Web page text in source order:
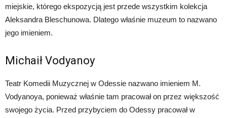
miejskie, którego ekspozycją jest przede wszystkim kolekcja
Aleksandra Bleschunowa. Dlatego właśnie muzeum to nazwano
jego imieniem.
Michaił Vodyanoy
Teatr Komedii Muzycznej w Odessie nazwano imieniem M.
Vodyanoya, ponieważ właśnie tam pracował on przez większość
swojego życia. Przed przybyciem do Odessy pracował w